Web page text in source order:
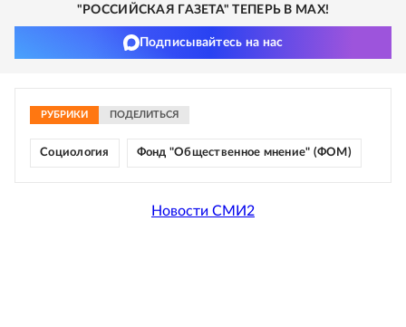
"РОССИЙСКАЯ ГАЗЕТА" ТЕПЕРЬ В MAX!
Подписывайтесь на нас
РУБРИКИ ПОДЕЛИТЬСЯ
Социология Фонд "Общественное мнение" (ФОМ)
Новости СМИ2